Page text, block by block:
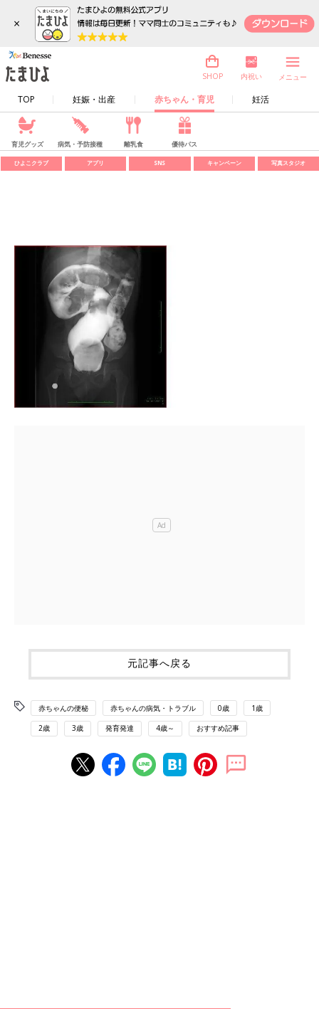
×
TOP 妊娠・出産 赤ちゃん・育児 妊活
SHOP 内祝い メニュー
育児グッズ 病気・予防接種 離乳食 優待パス
ひよこクラブ アプリ SNS キャンペーン 写真スタジオ
元記事へ戻る
赤ちゃんの便秘 赤ちゃんの病気・トラブル 0歳 1歳
2歳 3歳 発育発達 4歳～ おすすめ記事